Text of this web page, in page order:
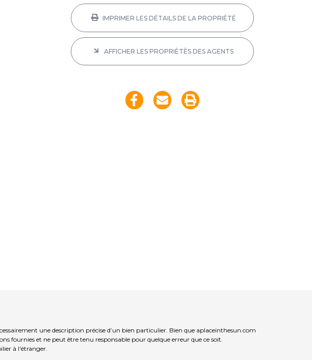
IMPRIMER LES DÉTAILS DE LA PROPRIÉTÉ
AFFICHER LES PROPRIÈTÈS DES AGENTS
une description précise d’un bien particulier. Bien que aplaceinthesun.com
fournies et ne peut être tenu responsable pour quelque erreur que ce soit.
à l'étranger.